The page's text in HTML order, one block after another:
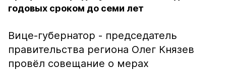
годовых сроком до семи лет
Вице-губернатор - председатель
правительства региона Олег Князев
провёл совещание о мерах